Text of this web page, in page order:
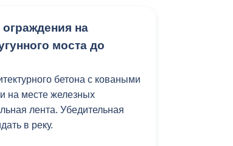
на
моста до
бетона с коваными
на месте железных
лента. Убедительная
в реку.